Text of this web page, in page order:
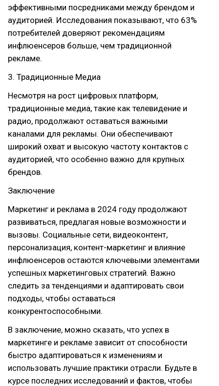
эффективными посредниками между брендом и
аудиторией. Исследования показывают, что 63%
потребителей доверяют рекомендациям
инфлюенсеров больше, чем традиционной
рекламе.
3. Традиционные Медиа
Несмотря на рост цифровых платформ,
традиционные медиа, такие как телевидение и
радио, продолжают оставаться важными
каналами для рекламы. Они обеспечивают
широкий охват и высокую частоту контактов с
аудиторией, что особенно важно для крупных
брендов.
Заключение
Маркетинг и реклама в 2024 году продолжают
развиваться, предлагая новые возможности и
вызовы. Социальные сети, видеоконтент,
персонализация, контент-маркетинг и влияние
инфлюенсеров остаются ключевыми элементами
успешных маркетинговых стратегий. Важно
следить за тенденциями и адаптировать свои
подходы, чтобы оставаться
конкурентоспособными.
В заключение, можно сказать, что успех в
маркетинге и рекламе зависит от способности
быстро адаптироваться к изменениям и
использовать лучшие практики отрасли. Будьте в
курсе последних исследований и фактов, чтобы